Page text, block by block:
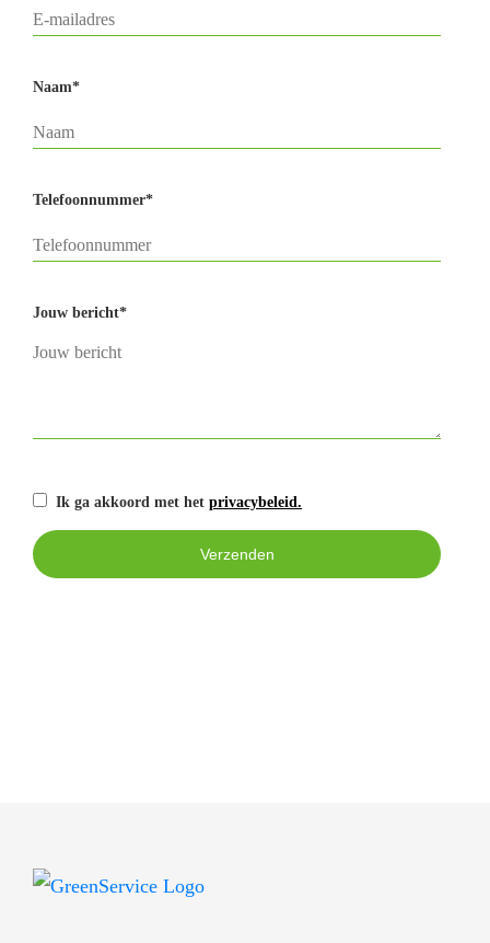
Naam*
Telefoonnummer*
Jouw bericht*
Ik ga akkoord met het privacybeleid.